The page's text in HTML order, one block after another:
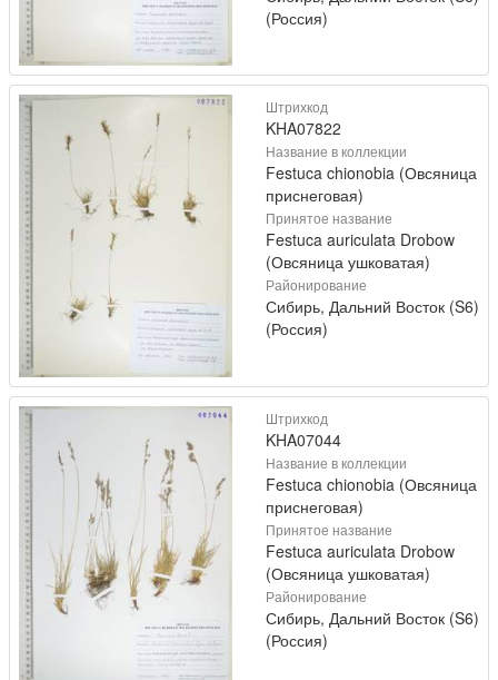
(Россия)
Штрихкод
KHA07822
Название в коллекции
Festuca chionobia (Овсяница
приснеговая)
Принятое название
Festuca auriculata Drobow
(Овсяница ушковатая)
Районирование
Сибирь, Дальний Восток (S6)
(Россия)
Штрихкод
KHA07044
Название в коллекции
Festuca chionobia (Овсяница
приснеговая)
Принятое название
Festuca auriculata Drobow
(Овсяница ушковатая)
Районирование
Сибирь, Дальний Восток (S6)
(Россия)